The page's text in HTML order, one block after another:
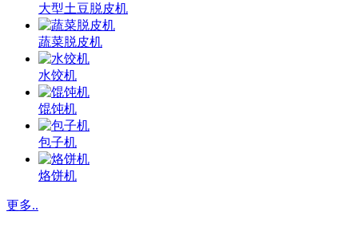
大型土豆脱皮机
蔬菜脱皮机
水饺机
馄饨机
包子机
烙饼机
更多..